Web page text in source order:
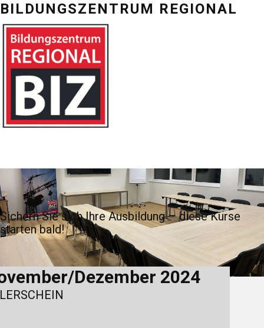
BILDUNGSZENTRUM REGIONAL
Sichern Sie sich Ihre Ausbildung – diese Kurse
starten bald!
Dezem​ber 2024